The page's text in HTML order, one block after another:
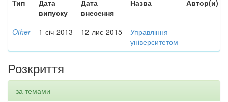
Тип
Дата
випуску
Дата
внесення
Назва Автор(и)
Other 1-січ-2013 12-лис-2015
Управління
університетом
-
Розкриття
за темами